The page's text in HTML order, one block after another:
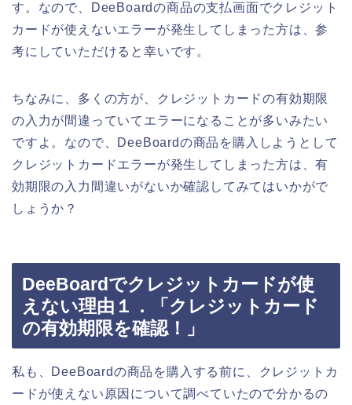
す。なので、DeeBoardの商品の支払画面でクレジット
カードが使えないエラーが発生してしまった方は、参
考にしていただけると幸いです。
ちなみに、多くの方が、クレジットカードの有効期限
の入力が間違っていてエラーになることが多いみたい
ですよ。なので、DeeBoardの商品を購入しようとして
クレジットカードエラーが発生してしまった方は、有
効期限の入力間違いがないか確認してみてはいかがで
しょうか？
DeeBoardでクレジットカードが使
えない理由１．「クレジットカード
の有効期限を確認！」
私も、DeeBoardの商品を購入する前に、クレジットカ
ードが使えない原因について調べていたので分かるの